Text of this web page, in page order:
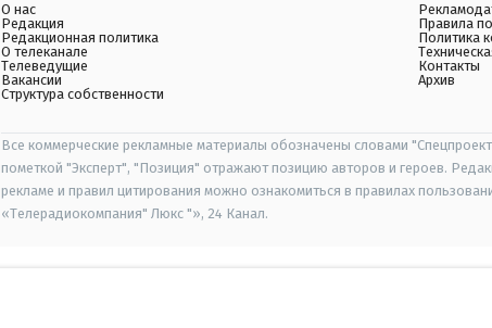
О нас
Редакция
Редакционная политика
О телеканале
Телеведущие
Вакансии
Структура собственности
Правила
Политика
Контакты
Архив
Все коммерческие рекламные материалы обозначены словами
пометкой "Эксперт", "Позиция" отражают позицию авторов и героев.
рекламе и правил цитирования можно ознакомиться в правилах
«Телерадиокомпания" Люкс "», 24 Канал.